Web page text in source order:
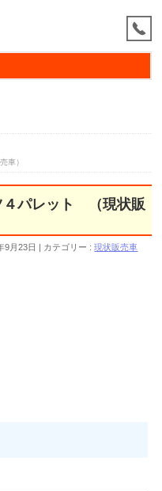
車）
４パレット （現状販
9月23日 カテゴリー :現状販売車